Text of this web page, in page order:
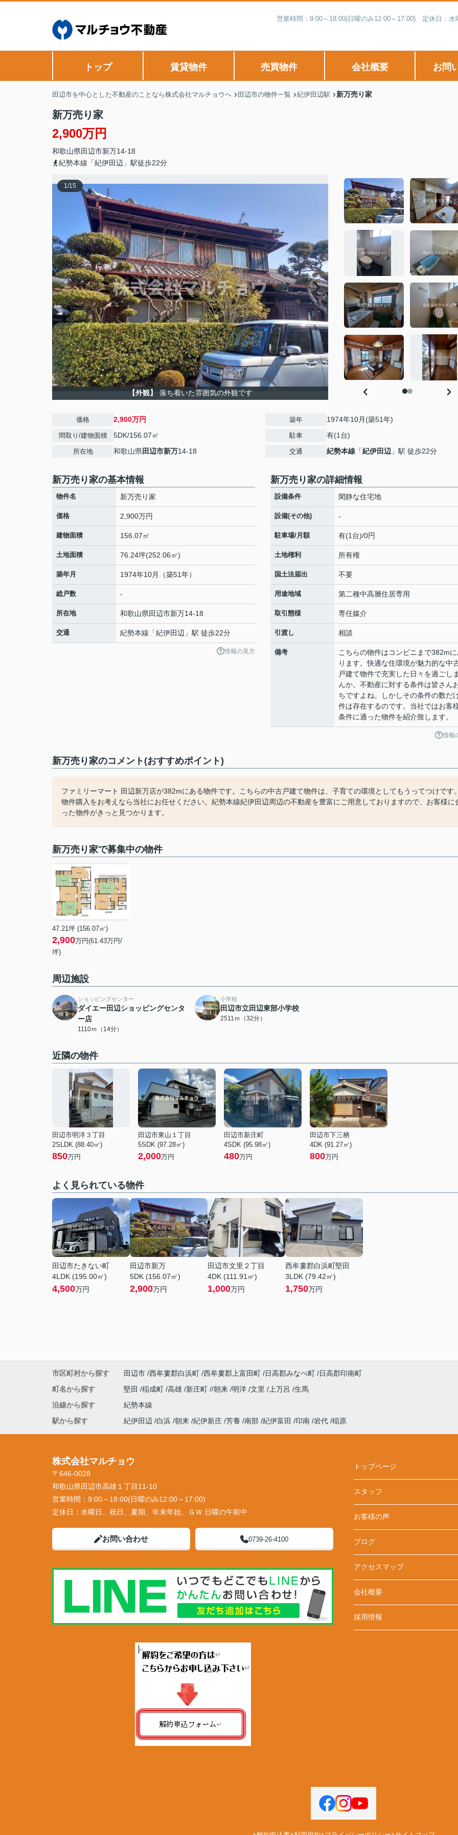
営業時間：9:00～18:00(日曜のみ12:00～17:00) 定休日：
トップ 賃貸物件 売買物件 会社概要 お問
田辺市を中心とした不動産のことなら株式会社マルチョウへ 田辺市の物件一覧 紀伊田辺駅 新万売り家
新万売り家
2,900万円
和歌山県田辺市新万14-18
紀勢本線「紀伊田辺」駅徒歩22分
1/15
【外観】 落ち着いた雰囲気の外観です
価格 2,900万円
間取り/建物面積 5DK/156.07㎡
所在地 和歌山県田辺市新万14-18
築年 1974年10月(築51年)
駐車 有(1台)
交通 紀勢本線 「紀伊田辺 」駅 徒歩22分
新万売り家の基本情報
物件名 新万売り家
価格 2,900万円
建物面積 156.07㎡
土地面積 76.24坪(252.06㎡)
築年月 1974年10月（築51年）
総戸数 -
所在地 和歌山県田辺市新万14-18
交通 紀勢本線 「紀伊田辺 」駅 徒歩22分
情報の見方
新万売り家の詳細情報
設備条件 閑静な住宅地
設備(その他) -
駐車場/月額 有(1台)/0円
土地権利 所有権
国土法届出 不要
用途地域 第二種中高層住居専用
取引態様 専任媒介
引渡し 相談
備考
こちらの物件はコンビニまで382mに
ります。快適な住環境が魅力的な中
戸建て物件で充実した日々を過ごし
んか。不動産に対する条件は皆さん
ちですよね。しかしその条件の数だ
件は存在するのです。当社ではお客
条件に適った物件を紹介致します。
情報
新万売り家のコメント(おすすめポイント)
ファミリーマート 田辺新万店が382mにある物件です。こちらの中古戸建て物件は、子育ての環境としてもうってつけです。
物件購入をお考えなら当社にお任せください。紀勢本線紀伊田辺周辺の不動産を豊富にご用意しておりますので、お客様に
った物件がきっと見つかります。
新万売り家で募集中の物件
47.21坪 (156.07㎡)
2,900万円(61.43万円/
坪)
周辺施設
ショッピングセンター
ダイエー田辺ショッピングセンタ
ー店
1110ｍ（14分）
小学校
田辺市立田辺東部小学校
2511ｍ（32分）
近隣の物件
田辺市明洋３丁目
2SLDK (88.40㎡)
850万円
田辺市東山１丁目
5SDK (97.28㎡)
2,000万円
田辺市新庄町
4SDK (95.98㎡)
480万円
田辺市下三栖
4DK (91.27㎡)
800万円
よく見られている物件
田辺市たきない町
4LDK (195.00㎡)
4,500万円
田辺市新万
5DK (156.07㎡)
2,900万円
田辺市文里２丁目
4DK (111.91㎡)
1,000万円
西牟婁郡白浜町堅田
3LDK (79.42㎡)
1,750万円
市区町村から探す 田辺市 西牟婁郡白浜町 西牟婁郡上富田町 日高郡みなべ町
日高郡印南町
町名から探す
堅田 稲成町 高雄 新庄町 朝来 明洋 文里 上万呂
生馬
沿線から探す
紀勢本線
駅から探す
紀伊田辺 白浜 朝来 紀伊新庄 芳養 南部 紀伊富田 印南 岩代 稲原
株式会社マルチョウ
〒646-0028
和歌山県田辺市高雄１丁目11-10
営業時間： 9:00～18:00(日曜のみ12:00～17:00)
定休日： 水曜日、祝日、夏期、年末年始、ＧＷ 日曜の午前中
お問い合わせ 0739-26-4100
トップページ
スタッフ
お客様の声
ブログ
アクセスマップ
会社概要
採用情報